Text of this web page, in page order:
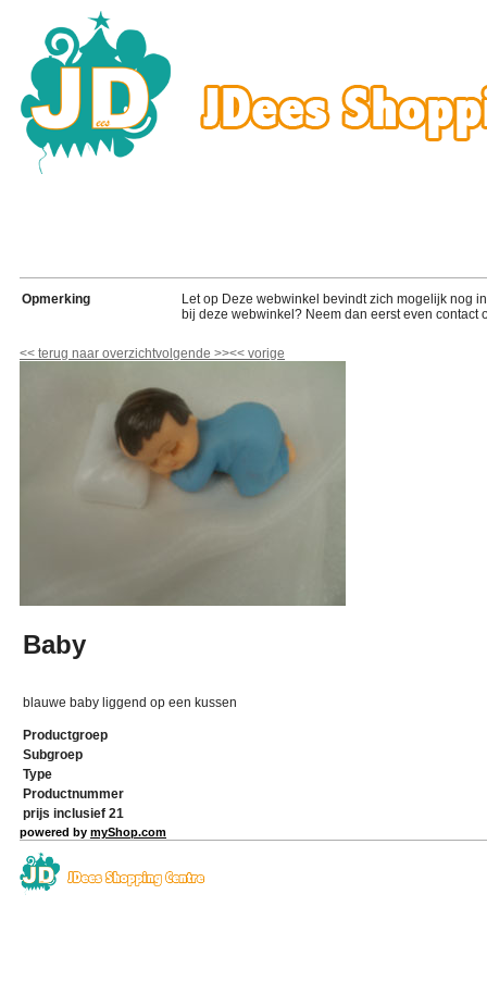
Opmerking
Let op Deze webwinkel bevindt zich mogelijk nog
bij deze webwinkel? Neem dan eerst even contact
<< terug naar overzichtvolgende >><< vorige
Baby
blauwe baby liggend op een kussen
Productgroep
Subgroep
Type
Productnummer
prijs inclusief 21
powered by myShop.com